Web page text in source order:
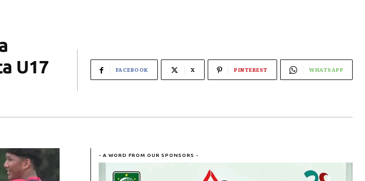
U17
FACEBOOK X PINTEREST WHATSAPP
- A WORD FROM OUR SPONSORS -